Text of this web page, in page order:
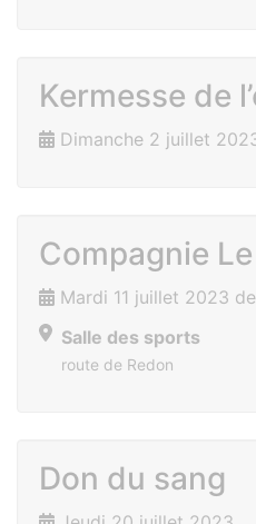
Kermesse de
Dimanche 2 juillet
Compagnie
Mardi 11 juillet 2023
Salle des sports
route de Redon
Don du sang